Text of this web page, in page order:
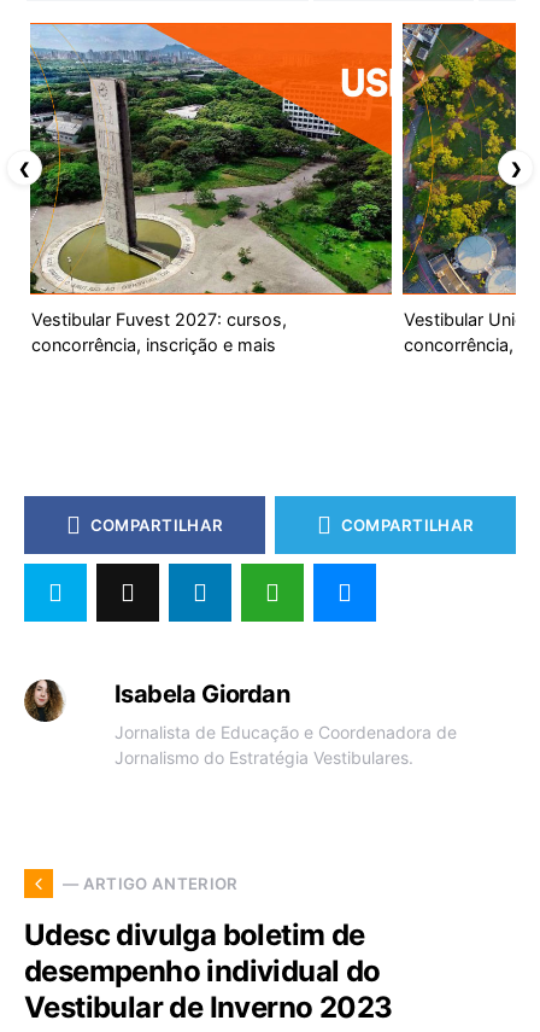
Vestibular Fuvest 2027: cursos,
concorrência, inscrição e mais
Vestibular
concorrência,
❮ ❯
COMPARTILHAR COMPARTILHAR
Isabela Giordan
Jornalista de Educação e Coordenadora de
Jornalismo do Estratégia Vestibulares.
— ARTIGO ANTERIOR
Udesc divulga boletim de
desempenho individual do
Vestibular de Inverno 2023